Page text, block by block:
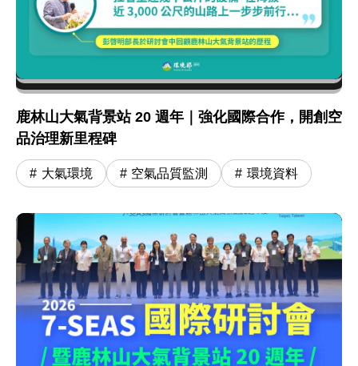
鹿林山大氣背景站 20 週年｜強化國際合作，開創空
品治理新里程碑
大氣環境 空氣品質監測 環境資料